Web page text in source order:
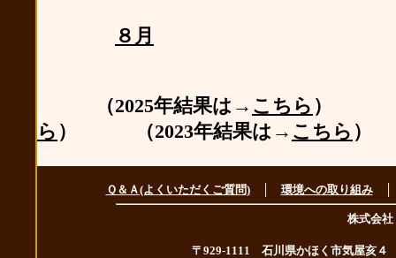
８月
（2025年結果は→ こちら ） （
ら ） （2023年結果は→ こちら ）
Ｑ＆Ａ(よくいただくご質問)│ 環境への取り組み
株式会
〒929-1111 石川県かほく市気屋亥４